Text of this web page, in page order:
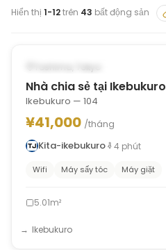
Hiển thị 1-12trên 43 bất động sản
Toshima, Tokyo
Nhà chia sẻ tại Ikebukuro
Ikebukuro — 104
¥41,000 /tháng
Kita-ikebukuro
4 phút
Wifi Máy sấy tóc Máy giặt
5.01m²
Ikebukuro